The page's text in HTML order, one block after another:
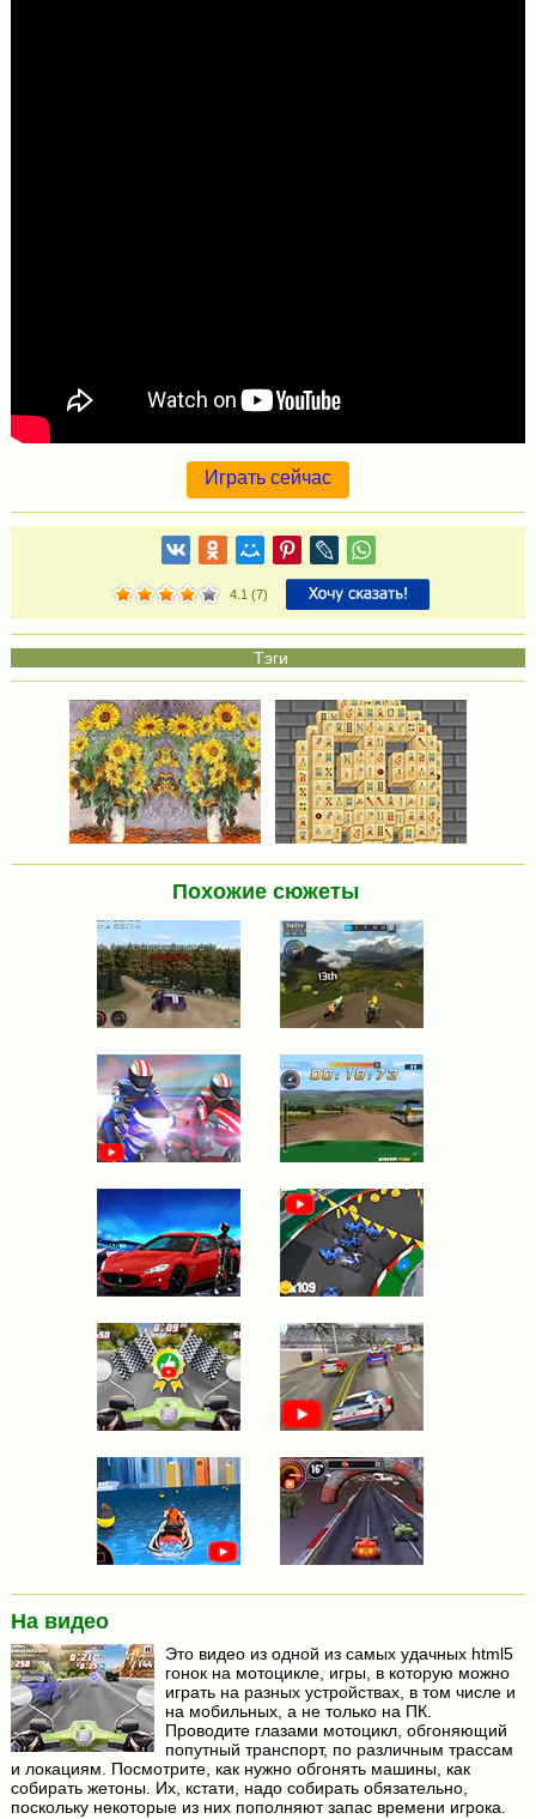
Играть сейчас
4.1 (7)
Похожие сюжеты
На видео
Это видео из одной из самых удачных html5
гонок на мотоцикле, игры, в которую можно
играть на разных устройствах, в том числе и
на мобильных, а не только на ПК.
Проводите глазами мотоцикл, обгоняющий
попутный транспорт, по различным трассам
и локациям. Посмотрите, как нужно обгонять машины, как
собирать жетоны. Их, кстати, надо собирать обязательно,
поскольку некоторые из них пополняют запас времени игрока.